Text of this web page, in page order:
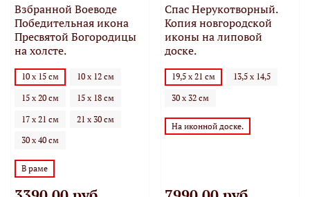
Взбранной Воеводе
Победительная икона
Пресвятой Богородицы
на холсте.
10 х 15 см 10 х 12 см
15 х 20 см 15 х 18 см
17 х 21 см 21 х 30 см
30 х 40 см
В раме
Спас Нерукотворный.
Копия новгородской
иконы на липовой
доске.
19,5 х 21 см 13,5 х 14,5
30 х 32 см
На иконной доске.